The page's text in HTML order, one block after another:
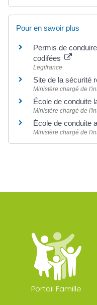
Pour en savoir plus
Permis de
codifées
Legifrance
Site de la sécurité
Ministère chargé de
École de conduite
Ministère chargé de
École de conduite
Ministère chargé de
Portail Famille